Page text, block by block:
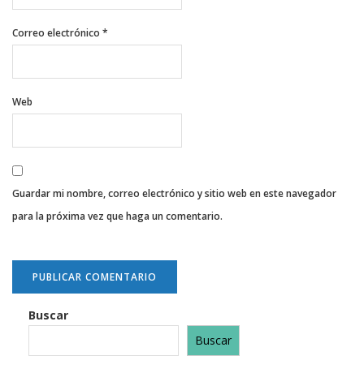
Correo electrónico *
Web
Guardar mi nombre, correo electrónico y sitio web en este navegador
para la próxima vez que haga un comentario.
Buscar
Buscar